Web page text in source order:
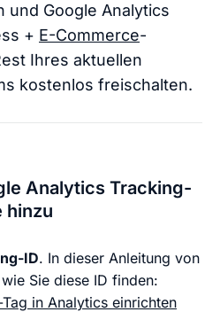
und Google Analytics
+ E-Commerce-
Ihres aktuellen
kostenlos freischalten.
Analytics Tracking-
hinzu
ID. In dieser Anleitung von
Sie diese ID finden:
in Analytics einrichten